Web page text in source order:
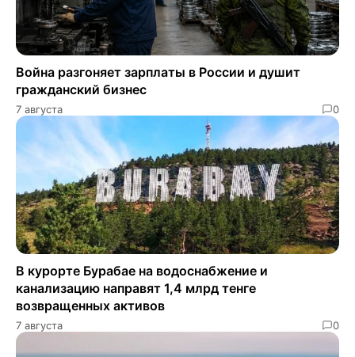
Война разгоняет зарплаты в России и душит
гражданский бизнес
7 августа 0
В курорте Бурабае на водоснабжение и
канализацию направят 1,4 млрд тенге
возвращенных активов
7 августа 0